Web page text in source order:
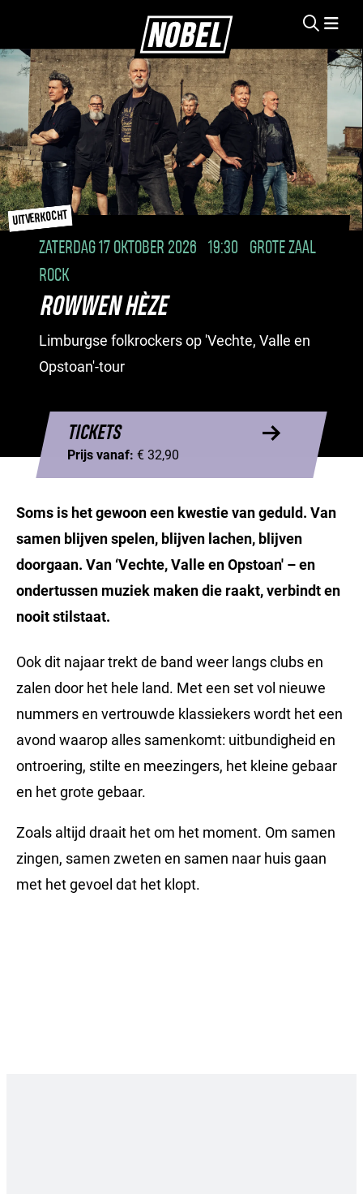
UITVERKOCHT
ZATERDAG 17 OKTOBER 2026 19:30
GROTE ZAAL
ROCK
ROWWEN HÈZE
Limburgse folkrockers op 'Vechte, Valle en
Opstoan'-tour
TICKETS
Prijs vanaf: € 32,90
Soms is het gewoon een kwestie van geduld. Van
samen blijven spelen, blijven lachen, blijven
doorgaan. Van ‘Vechte, Valle en Opstoan' – en
ondertussen muziek maken die raakt, verbindt en
nooit stilstaat.
Ook dit najaar trekt de band weer langs clubs en
zalen door het hele land. Met een set vol nieuwe
nummers en vertrouwde klassiekers wordt het een
avond waarop alles samenkomt: uitbundigheid en
ontroering, stilte en meezingers, het kleine gebaar
en het grote gebaar.
Zoals altijd draait het om het moment. Om samen
zingen, samen zweten en samen naar huis gaan
met het gevoel dat het klopt.